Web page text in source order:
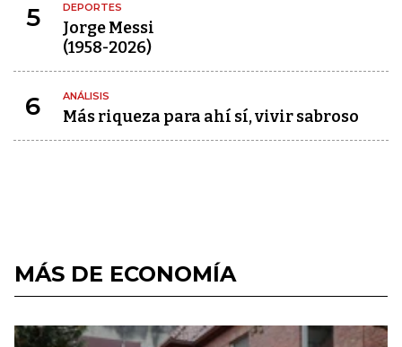
5 DEPORTES
Jorge Messi
(1958-2026)
6 ANÁLISIS
Más riqueza para ahí sí, vivir sabroso
MÁS DE ECONOMÍA